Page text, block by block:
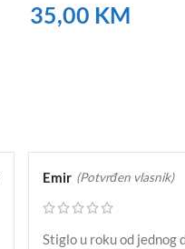
35,00 KM
Emir (Potvrđen vlasnik)
Stiglo u roku od jednog